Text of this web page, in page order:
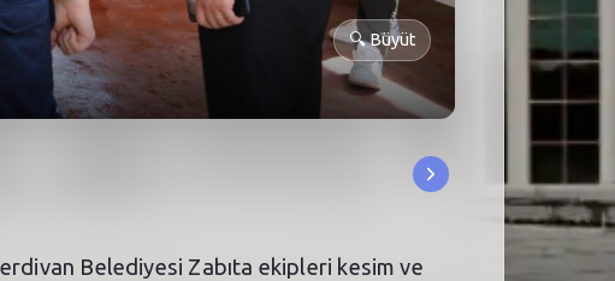
🔍Büyüt
Belediyesi Zabıta ekipleri kesim ve